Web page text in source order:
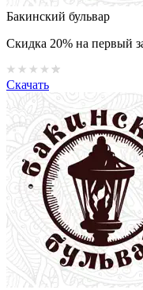
Бакинский бульвар
Скидка 20% на первый
Скачать